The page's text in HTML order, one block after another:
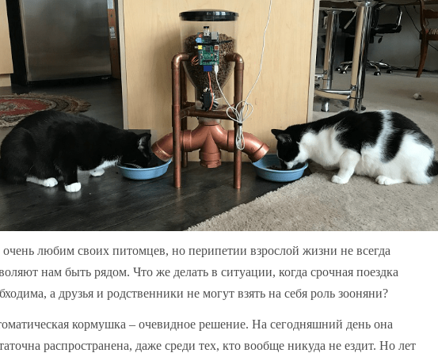
любим своих питомцев, но перипетии взрослой жизни не всегда
нам быть рядом. Что же делать в ситуации, когда срочная поездка
а друзья и родственники не могут взять на себя роль зооняни?
кормушка – очевидное решение. На сегодняшний день она
распространена, даже среди тех, кто вообще никуда не ездит. Но лет